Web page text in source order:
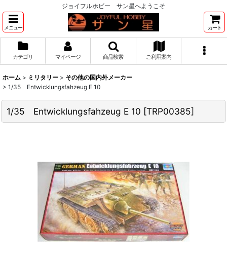
ジョイフルホビー サン星へようこそ
メニュー カート
カテゴリ マイページ 商品検索 ご利用案内
ホーム > ミリタリー > その他の国内外メーカー
> 1/35 Entwicklungsfahzeug E 10
1/35 Entwicklungsfahzeug E 10 [TRP00385]